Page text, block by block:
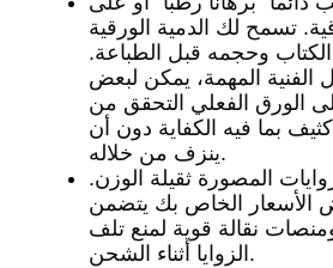
تسمح لك الدمية الورقية
وحجمه قبل الطباعة.
الفنية المهمة، يمكن لبعض
الورق الفعلي التحقق من
بما فيه الكفاية دون أن
ينزف من خلاله.
المصورة ثقيلة الوزن.
الأسعار الخاص بك يتضمن
نقالة قوية لمنع تلف
الزوايا أثناء الشحن.